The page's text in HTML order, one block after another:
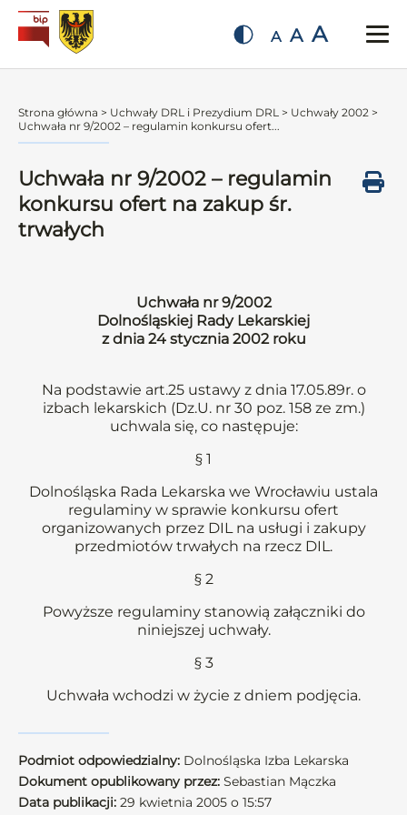
A A A
Strona główna > Uchwały DRL i Prezydium DRL > Uchwały 2002 >
Uchwała nr 9/2002 – regulamin konkursu ofert...
Uchwała nr 9/2002 – regulamin
konkursu ofert na zakup śr.
trwałych
Uchwała nr 9/2002
Dolnośląskiej Rady Lekarskiej
z dnia 24 stycznia 2002 roku
Na podstawie art.25 ustawy z dnia 17.05.89r. o
izbach lekarskich (Dz.U. nr 30 poz. 158 ze zm.)
uchwala się, co następuje:
§ 1
Dolnośląska Rada Lekarska we Wrocławiu ustala
regulaminy w sprawie konkursu ofert
organizowanych przez DIL na usługi i zakupy
przedmiotów trwałych na rzecz DIL.
§ 2
Powyższe regulaminy stanowią załączniki do
niniejszej uchwały.
§ 3
Uchwała wchodzi w życie z dniem podjęcia.
Podmiot odpowiedzialny: Dolnośląska Izba Lekarska
Dokument opublikowany przez: Sebastian Mączka
Data publikacji: 29 kwietnia 2005 o 15:57